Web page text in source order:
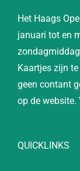
Het Haags
januari tot en
Kaartjes zijn
geen contant
op de website.
QUICKLINKS